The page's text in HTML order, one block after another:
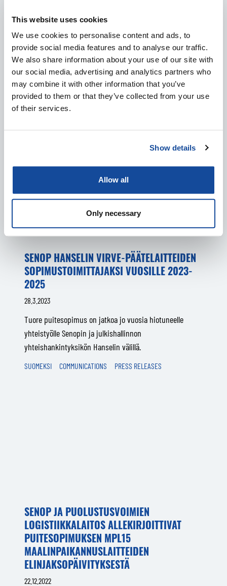
This website uses cookies
We use cookies to personalise content and ads, to
provide social media features and to analyse our traffic.
We also share information about your use of our site with
our social media, advertising and analytics partners who
may combine it with other information that you’ve
provided to them or that they’ve collected from your use
of their services.
Show details
Allow all
Only necessary
8.5.2023
Puolustusvoimien logistiikkalaitos on tehnyt merkittävät
tilaukset valonvahvistimien, lasertähtäinten ja uuden
sukupolven MPL24-maalinpaikannuslaitteiden
hankinnasta sekä MPL15-maalipaikannuslaitteiden
elinjaksopäivityksestä Senop Oy:ltä....
SUOMEKSI DEFENCE & SECURITY
SENOP HANSELIN VIRVE-PÄÄTELAITTEIDEN
SOPIMUSTOIMITTAJAKSI VUOSILLE 2023-
2025
28.3.2023
Tuore puitesopimus on jatkoa jo vuosia hiotuneelle
yhteistyölle Senopin ja julkishallinnon
yhteishankintyksikön Hanselin välillä.
SUOMEKSI COMMUNICATIONS PRESS RELEASES
SENOP JA PUOLUSTUSVOIMIEN
LOGISTIIKKALAITOS ALLEKIRJOITTIVAT
PUITESOPIMUKSEN MPL15
MAALINPAIKANNUSLAITTEIDEN
ELINJAKSOPÄIVITYKSESTÄ
22.12.2022